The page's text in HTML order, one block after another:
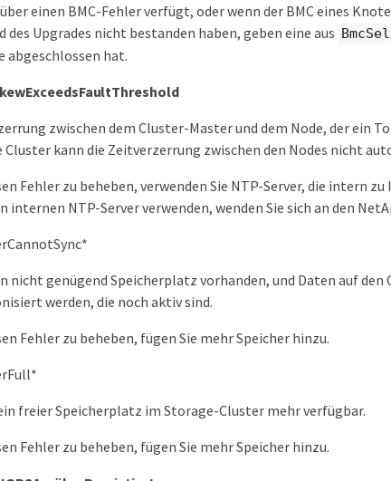
einen BMC-Fehler verfügt, oder wenn der BMC eines
des Upgrades nicht bestanden haben, geben eine aus
abgeschlossen hat.
zwischen dem Cluster-Master und dem Node, der ein
Cluster kann die Zeitverzerrung zwischen den Nodes nicht
Fehler zu beheben, verwenden Sie NTP-Server, die intern
internen NTP-Server verwenden, wenden Sie sich an den
nicht genügend Speicherplatz vorhanden, und Daten auf
werden, die noch aktiv sind.
Fehler zu beheben, fügen Sie mehr Speicher hinzu.
freier Speicherplatz im Storage-Cluster mehr verfügbar.
Fehler zu beheben, fügen Sie mehr Speicher hinzu.